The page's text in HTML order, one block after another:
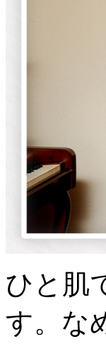
ひと肌
す。な